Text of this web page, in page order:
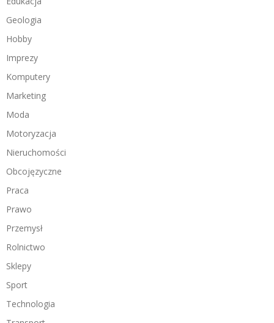
Geologia
Hobby
Imprezy
Komputery
Marketing
Moda
Motoryzacja
Nieruchomości
Obcojęzyczne
Praca
Prawo
Przemysł
Rolnictwo
Sklepy
Sport
Technologia